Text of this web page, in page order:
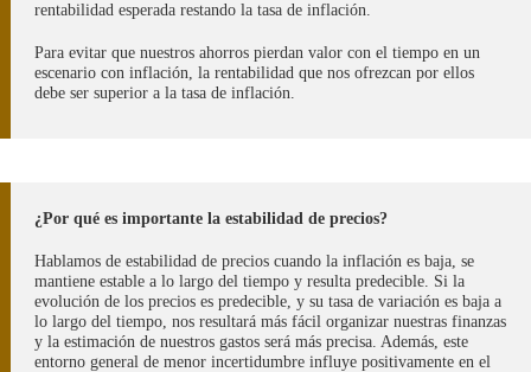
rentabilidad esperada restando la tasa de inflación.
Para evitar que nuestros ahorros pierdan valor con el tiempo en un
escenario con inflación, la rentabilidad que nos ofrezcan por ellos
debe ser superior a la tasa de inflación.
¿Por qué es importante la estabilidad de precios?
Hablamos de estabilidad de precios cuando la inflación es baja, se
mantiene estable a lo largo del tiempo y resulta predecible. Si la
evolución de los precios es predecible, y su tasa de variación es baja a
lo largo del tiempo, nos resultará más fácil organizar nuestras finanzas
y la estimación de nuestros gastos será más precisa. Además, este
entorno general de menor incertidumbre influye positivamente en el